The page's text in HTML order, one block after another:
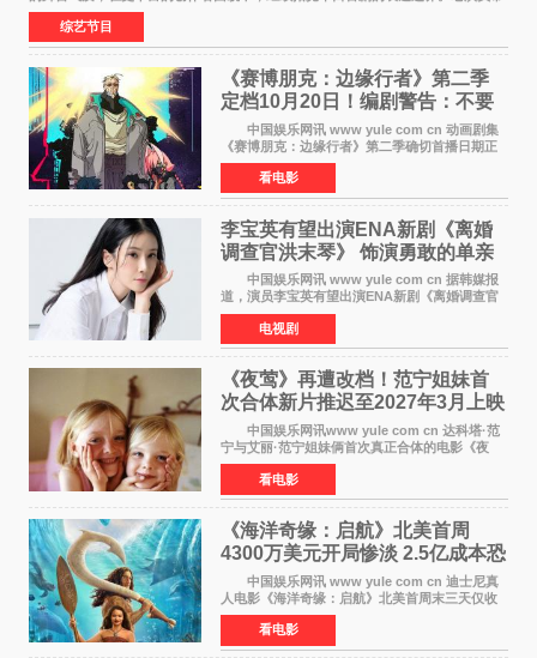
着更加成熟的文本与舞台掌控回归，新面孔则
综艺节目
《赛博朋克：边缘行者》第二季
定档10月20日！编剧警告：不要
对角色投入太深
中国娱乐网讯 www yule com cn 动画剧集
《赛博朋克：边缘行者》第二季确切首播日期正
式敲定——将于10月20日在Netflix全球上线。此
前，Netflix韩国官方账号曾短暂出现这一日期信
息，随后迅
看电影
李宝英有望出演ENA新剧《离婚
调查官洪末琴》 饰演勇敢的单亲
妈妈家事调查官
中国娱乐网讯 www yule com cn 据韩媒报
道，演员李宝英有望出演ENA新剧《离婚调查官
洪末琴》女主角，引发观众期待。 李宝英在
剧中饰演家庭法院家事调查官洪末琴一角——即
使在极限状况
电视剧
《夜莺》再遭改档！范宁姐妹首
次合体新片推迟至2027年3月上映
中国娱乐网讯www yule com cn 达科塔·范
宁与艾丽·范宁姐妹俩首次真正合体的电影《夜
莺》再度改档，从原定的2027年2月12日推迟至
同年3月19日北美上映，片方希望借此利用春假档
期争取更多年轻
看电影
《海洋奇缘：启航》北美首周
4300万美元开局惨淡 2.5亿成本恐
巨亏1亿
中国娱乐网讯 www yule com cn 迪士尼真
人电影《海洋奇缘：启航》北美首周末三天仅收
4300万美元（开画3827馆），中国内地首周票房
仅840万元人民币，全球开画票房约9500万美
元，远低于业内
看电影